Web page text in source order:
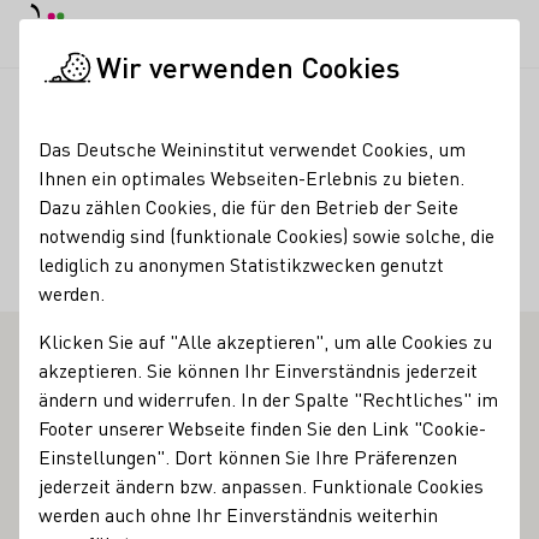
Weingut Ludger Veit
Wein
Vinothek
Es gibt nicht viele Orte, von denen man einen schöneren
Blick ins landschaftlich ungemein reizvolle Moseltal hat
als von der Vinothek von Ludger Veit. Ein puristischer,
schnörkelloser, geradliniger Flachbau ohne großen
Wir verwenden Cookies
Das Deutsche Weininstitut verwendet Cookies, um
Ihnen ein optimales Webseiten-Erlebnis zu bieten.
Dazu zählen Cookies, die für den Betrieb der Seite
notwendig sind (funktionale Cookies) sowie solche, die
lediglich zu anonymen Statistikzwecken genutzt
werden.
Klicken Sie auf "Alle akzeptieren", um alle Cookies zu
akzeptieren. Sie können Ihr Einverständnis jederzeit
ändern und widerrufen. In der Spalte "Rechtliches" im
Footer unserer Webseite finden Sie den Link "Cookie-
Einstellungen". Dort können Sie Ihre Präferenzen
jederzeit ändern bzw. anpassen. Funktionale Cookies
werden auch ohne Ihr Einverständnis weiterhin